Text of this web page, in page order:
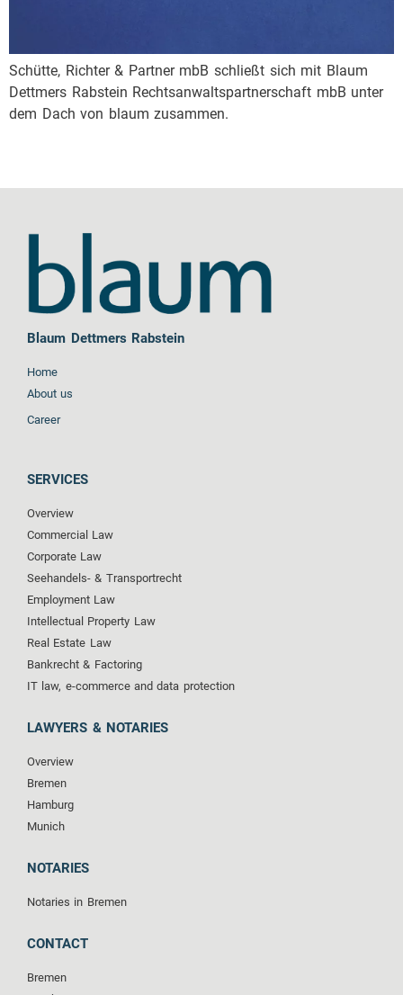
Schütte, Richter & Partner mbB schließt sich mit Blaum
Dettmers Rabstein Rechts­anwalts­partnerschaft mbB unter
dem Dach von blaum zusammen.
Blaum Dettmers Rabstein
Home
About us
Career
SERVICES
Overview
Commercial Law
Corporate Law
Seehandels- & Transportrecht
Employment Law
Intellectual Property Law
Real Estate Law
Bankrecht & Factoring
IT law, e-commerce and data protection
LAWYERS & NOTARIES
Overview
Bremen
Hamburg
Munich
NOTARIES
Notaries in Bremen
CONTACT
Bremen